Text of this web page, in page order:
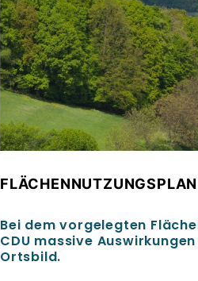
Bei dem vorgelegten
CDU massive
Ortsbild.